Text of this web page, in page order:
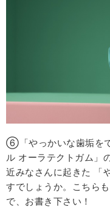
⑥「やっかいな歯垢を
ル オーラテクトガム」
近みなさんに起きた 「
すでしょうか。こちら
で、お書き下さい！